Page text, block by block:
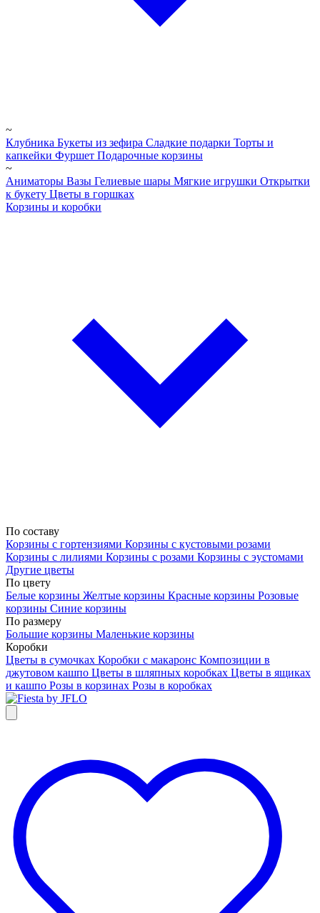
~
Клубника Букеты из зефира Сладкие подарки Торты и
капкейки Фуршет Подарочные корзины
~
Аниматоры Вазы Гелиевые шары Мягкие игрушки Открытки
к букету Цветы в горшках
Корзины и коробки
По составу
Корзины с гортензиями Корзины с кустовыми розами
Корзины с лилиями Корзины с розами Корзины с эустомами
Другие цветы
По цвету
Белые корзины Желтые корзины Красные корзины Розовые
корзины Синие корзины
По размеру
Большие корзины Маленькие корзины
Коробки
Цветы в сумочках Коробки с макаронс Композиции в
джутовом кашпо Цветы в шляпных коробках Цветы в ящиках
и кашпо Розы в корзинах Розы в коробках